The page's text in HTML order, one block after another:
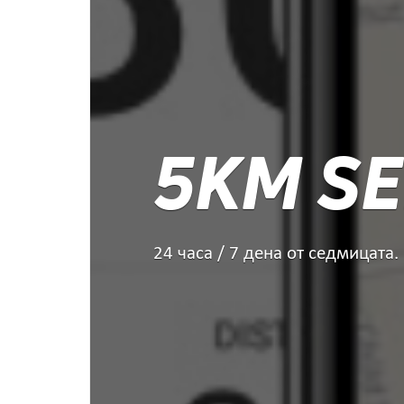
5KM
24 часа / 7 дена от седмицата.